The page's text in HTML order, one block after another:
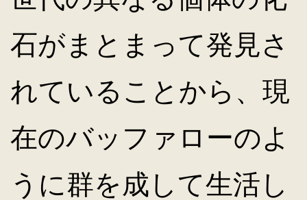
石がまとまって発見さ
れていることから、現
在のバッファローのよ
うに群を成して生活し